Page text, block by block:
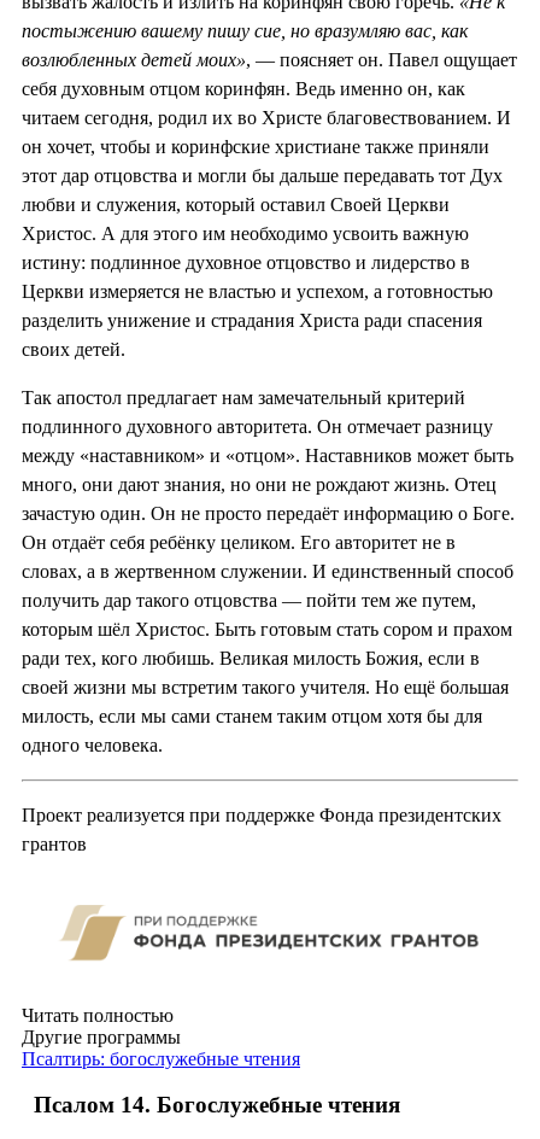
постыжению вашему пишу сие, но вразумляю вас, как
возлюбленных детей моих», — поясняет он. Павел ощущает
себя духовным отцом коринфян. Ведь именно он, как
читаем сегодня, родил их во Христе благовествованием. И
он хочет, чтобы и коринфские христиане также приняли
этот дар отцовства и могли бы дальше передавать тот Дух
любви и служения, который оставил Своей Церкви
Христос. А для этого им необходимо усвоить важную
истину: подлинное духовное отцовство и лидерство в
Церкви измеряется не властью и успехом, а готовностью
разделить унижение и страдания Христа ради спасения
своих детей.
Так апостол предлагает нам замечательный критерий
подлинного духовного авторитета. Он отмечает разницу
между «наставником» и «отцом». Наставников может быть
много, они дают знания, но они не рождают жизнь. Отец
зачастую один. Он не просто передаёт информацию о Боге.
Он отдаёт себя ребёнку целиком. Его авторитет не в
словах, а в жертвенном служении. И единственный способ
получить дар такого отцовства — пойти тем же путем,
которым шёл Христос. Быть готовым стать сором и прахом
ради тех, кого любишь. Великая милость Божия, если в
своей жизни мы встретим такого учителя. Но ещё большая
милость, если мы сами станем таким отцом хотя бы для
одного человека.
Проект реализуется при поддержке Фонда президентских
грантов
Читать полностью
Другие программы
Псалтирь: богослужебные чтения
Псалом 14. Богослужебные чтения